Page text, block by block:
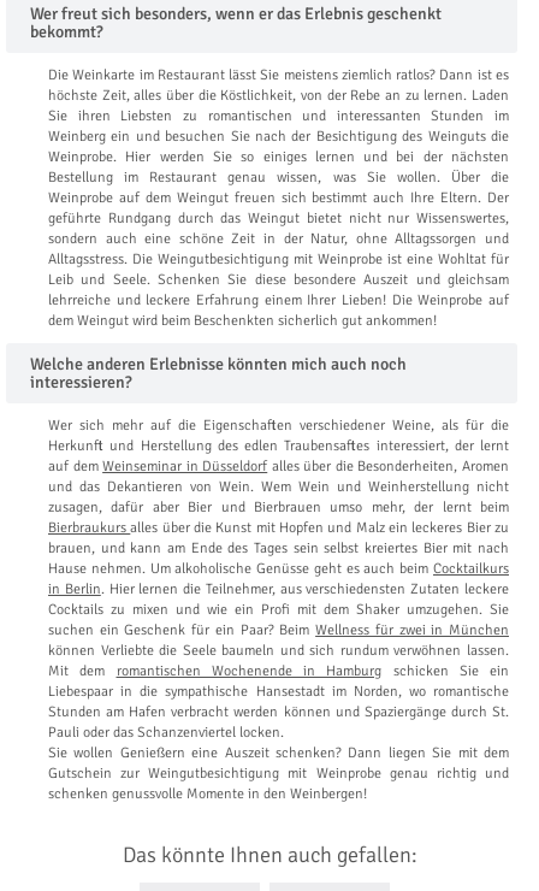
Wer freut sich besonders, wenn er das Erlebnis geschenkt
bekommt?
Die Weinkarte im Restaurant lässt Sie meistens ziemlich ratlos? Dann ist es
höchste Zeit, alles über die Köstlichkeit, von der Rebe an zu lernen. Laden
Sie ihren Liebsten zu romantischen und interessanten Stunden im
Weinberg ein und besuchen Sie nach der Besichtigung des Weinguts die
Weinprobe. Hier werden Sie so einiges lernen und bei der nächsten
Bestellung im Restaurant genau wissen, was Sie wollen. Über die
Weinprobe auf dem Weingut freuen sich bestimmt auch Ihre Eltern. Der
geführte Rundgang durch das Weingut bietet nicht nur Wissenswertes,
sondern auch eine schöne Zeit in der Natur, ohne Alltagssorgen und
Alltagsstress. Die Weingutbesichtigung mit Weinprobe ist eine Wohltat für
Leib und Seele. Schenken Sie diese besondere Auszeit und gleichsam
lehrreiche und leckere Erfahrung einem Ihrer Lieben! Die Weinprobe auf
dem Weingut wird beim Beschenkten sicherlich gut ankommen!
Welche anderen Erlebnisse könnten mich auch noch
interessieren?
Wer sich mehr auf die Eigenschaften verschiedener Weine, als für die
Herkunft und Herstellung des edlen Traubensaftes interessiert, der lernt
auf demWeinseminar in Düsseldorf alles über die Besonderheiten, Aromen
und das Dekantieren von Wein. Wem Wein und Weinherstellung nicht
zusagen, dafür aber Bier und Bierbrauen umso mehr, der lernt beim
Bierbraukursalles über die Kunst mit Hopfen und Malz ein leckeres Bier zu
brauen, und kann am Ende des Tages sein selbst kreiertes Bier mit nach
Hause nehmen. Um alkoholische Genüsse geht es auch beim Cocktailkurs
in Berlin. Hier lernen die Teilnehmer, aus verschiedensten Zutaten leckere
Cocktails zu mixen und wie ein Profi mit dem Shaker umzugehen. Sie
suchen ein Geschenk für ein Paar? BeimWellness für zwei in München
können Verliebte die Seele baumeln und sich rundum verwöhnen lassen.
Mit dem romantischen Wochenende in Hamburg schicken Sie ein
Liebespaar in die sympathische Hansestadt im Norden, wo romantische
Stunden am Hafen verbracht werden können und Spaziergänge durch St.
Pauli oder das Schanzenviertel locken.
Sie wollen Genießern eine Auszeit schenken? Dann liegen Sie mit dem
Gutschein zur Weingutbesichtigung mit Weinprobe genau richtig und
schenken genussvolle Momente in den Weinbergen!
Das könnte Ihnen auch gefallen: